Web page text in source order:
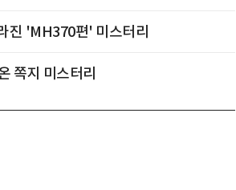
진 'MH370편' 미스터리
쪽지 미스터리